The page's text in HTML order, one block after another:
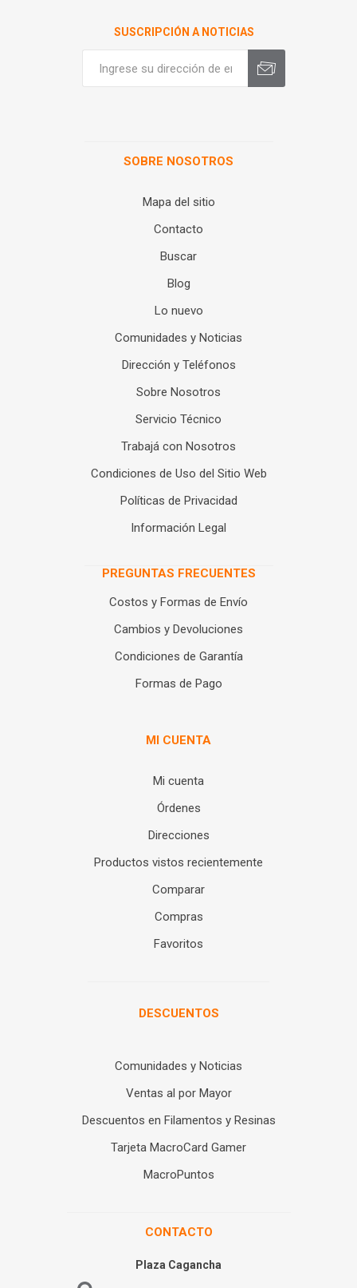
SUSCRIPCIÓN A NOTICIAS
SOBRE NOSOTROS
Mapa del sitio
Contacto
Buscar
Blog
Lo nuevo
Comunidades y Noticias
Dirección y Teléfonos
Sobre Nosotros
Servicio Técnico
Trabajá con Nosotros
Condiciones de Uso del Sitio Web
Políticas de Privacidad
Información Legal
PREGUNTAS FRECUENTES
Costos y Formas de Envío
Cambios y Devoluciones
Condiciones de Garantía
Formas de Pago
MI CUENTA
Mi cuenta
Órdenes
Direcciones
Productos vistos recientemente
Comparar
Compras
Favoritos
DESCUENTOS
Comunidades y Noticias
Ventas al por Mayor
Descuentos en Filamentos y Resinas
Tarjeta MacroCard Gamer
MacroPuntos
CONTACTO
Plaza Cagancha